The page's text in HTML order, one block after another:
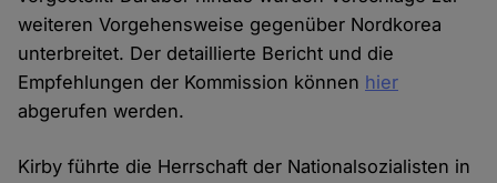
weiteren Vorgehensweise gegenüber Nordkorea
unterbreitet. Der detaillierte Bericht und die
Empfehlungen der Kommission können hier
abgerufen werden.
Kirby führte die Herrschaft der Nationalsozialisten in